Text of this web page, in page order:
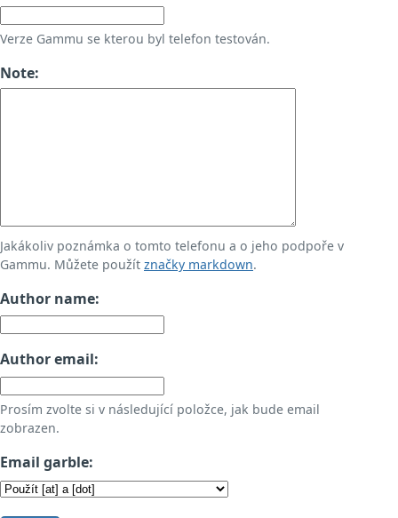
Verze Gammu se kterou byl telefon testován.
Note:
Jakákoliv poznámka o tomto telefonu a o jeho podpoře v
Gammu. Můžete použít značky markdown.
Author name:
Author email:
Prosím zvolte si v následující položce, jak bude email
zobrazen.
Email garble: